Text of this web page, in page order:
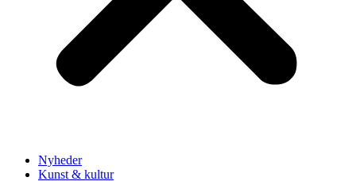
Nyheder
Kunst & kultur